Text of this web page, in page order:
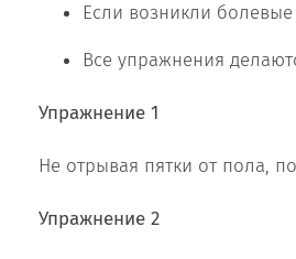
Если возникли
Все упражнения
Упражнение 1
Не отрывая пятки от пола,
Упражнение 2